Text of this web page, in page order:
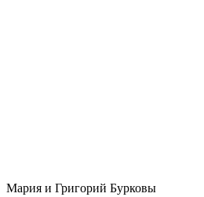
Мария и Григорий Бурковы